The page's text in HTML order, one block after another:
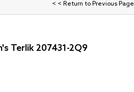
< < Return to Previous Page
Terlik 207431-2Q9